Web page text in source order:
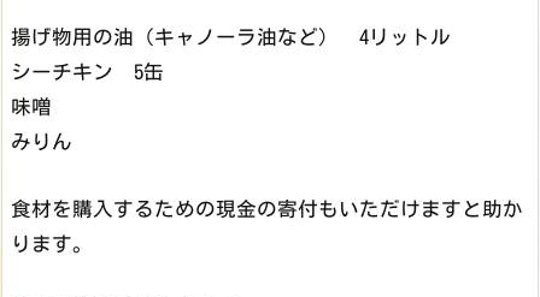
揚げ物用の油（キャノーラ油など） 4リットル
シーチキン 5缶
味噌
みりん
食材を購入するための現金の寄付もいただけますと助か
ります。